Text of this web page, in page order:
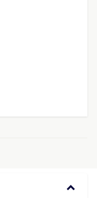
keyboard_arrow_down